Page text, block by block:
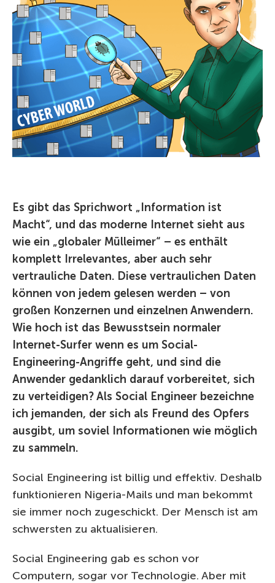
Es gibt das Sprichwort „Information ist
Macht“, und das moderne Internet sieht aus
wie ein „globaler Mülleimer“ – es enthält
komplett Irrelevantes, aber auch sehr
vertrauliche Daten. Diese vertraulichen Daten
können von jedem gelesen werden – von
großen Konzernen und einzelnen Anwendern.
Wie hoch ist das Bewusstsein normaler
Internet-Surfer wenn es um Social-
Engineering-Angriffe geht, und sind die
Anwender gedanklich darauf vorbereitet, sich
zu verteidigen? Als Social Engineer bezeichne
ich jemanden, der sich als Freund des Opfers
ausgibt, um soviel Informationen wie möglich
zu sammeln.
Social Engineering ist billig und effektiv. Deshalb
funktionieren Nigeria-Mails und man bekommt
sie immer noch zugeschickt. Der Mensch ist am
schwersten zu aktualisieren.
Social Engineering gab es schon vor
Computern, sogar vor Technologie. Aber mit